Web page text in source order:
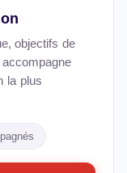
objectifs de
la plus